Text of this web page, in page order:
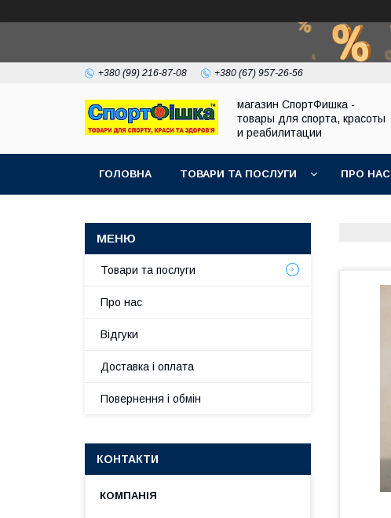
+380 (99) 216-87-08 +380 (67) 957-26-56
магазин СпортФишка -
товары для спорта, красоты
и реабилитации
ГОЛОВНА ТОВАРИ ТА ПОСЛУГИ ПРО НАС
Товари та послуги
Про нас
Відгуки
Доставка і оплата
Повернення і обмін
КОНТАКТИ